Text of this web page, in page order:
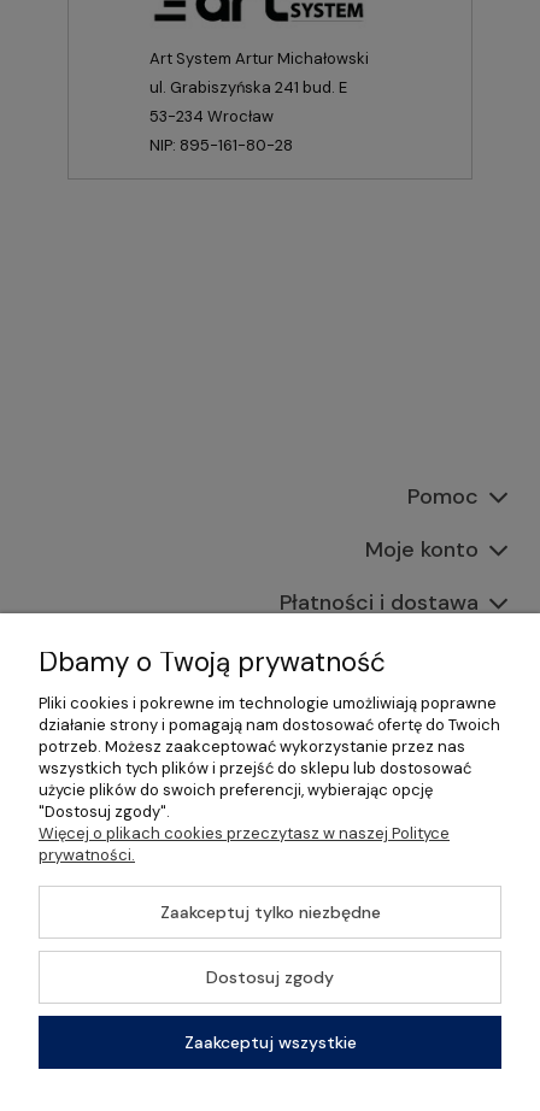
Art System Artur Michałowski
ul. Grabiszyńska 241 bud. E
53-234 Wrocław
NIP: 895-161-80-28
Pomoc
Moje konto
Płatności i dostawa
Informacje
O nas
©2026 Wszelkie Prawa Zastrzeżone | Gastrosklep |
Wyposażenie gastronomii, restauracji oraz barów
Szablon Master byEcommercy
Pokaż pełną wersję strony
Sklep internetowy Shoper Premium
Dbamy o Twoją prywatność
Pliki cookies i pokrewne im technologie umożliwiają poprawne
działanie strony i pomagają nam dostosować ofertę do Twoich
potrzeb. Możesz zaakceptować wykorzystanie przez nas
wszystkich tych plików i przejść do sklepu lub dostosować
użycie plików do swoich preferencji, wybierając opcję
"Dostosuj zgody".
Więcej o plikach cookies przeczytasz w naszej Polityce
prywatności.
Zaakceptuj tylko niezbędne
Dostosuj zgody
Zaakceptuj wszystkie